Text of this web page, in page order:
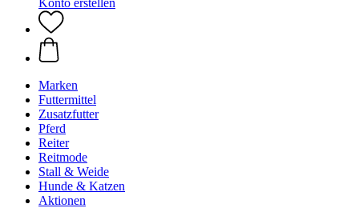
Konto erstellen
Marken
Futtermittel
Zusatzfutter
Pferd
Reiter
Reitmode
Stall & Weide
Hunde & Katzen
Aktionen